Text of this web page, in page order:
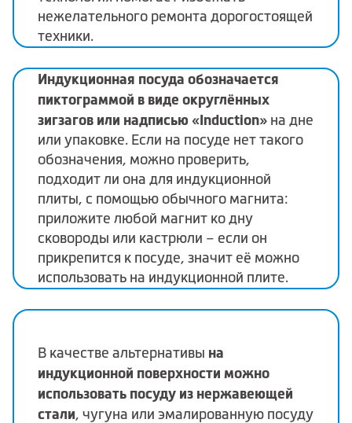
нежелательного ремонта дорогостоящей
техники.
Индукционная посуда обозначается
пиктограммой в виде округлённых
зигзагов или надписью «Induction» на дне
или упаковке. Если на посуде нет такого
обозначения, можно проверить,
подходит ли она для индукционной
плиты, с помощью обычного магнита:
приложите любой магнит ко дну
сковороды или кастрюли – если он
прикрепится к посуде, значит её можно
использовать на индукционной плите.
В качестве альтернативы на
индукционной поверхности можно
использовать посуду из нержавеющей
стали, чугуна или эмалированную посуду